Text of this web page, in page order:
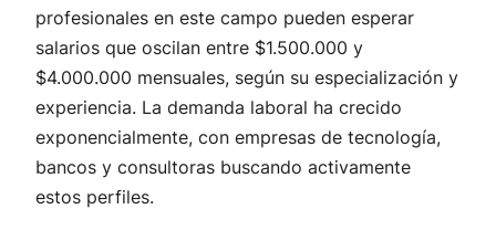
profesionales en este campo pueden esperar
salarios que oscilan entre $1.500.000 y
$4.000.000 mensuales, según su especialización y
experiencia. La demanda laboral ha crecido
exponencialmente, con empresas de tecnología,
bancos y consultoras buscando activamente
estos perfiles.